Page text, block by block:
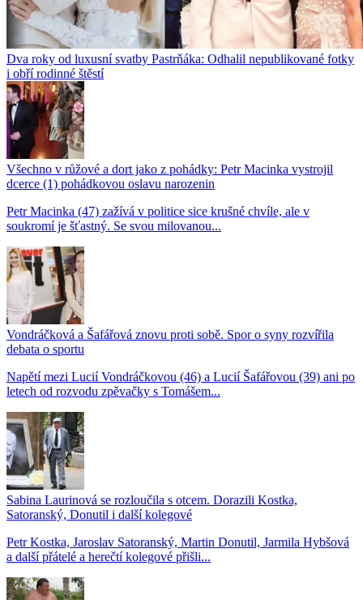
Dva roky od luxusní svatby Pastrňáka: Odhalil nepublikované fotky
i obří rodinné štěstí
Všechno v růžové a dort jako z pohádky: Petr Macinka vystrojil
dcerce (1) pohádkovou oslavu narozenin
Petr Macinka (47) zažívá v politice sice krušné chvíle, ale v
soukromí je šťastný. Se svou milovanou...
Vondráčková a Šafářová znovu proti sobě. Spor o syny rozvířila
debata o sportu
Napětí mezi Lucií Vondráčkovou (46) a Lucií Šafářovou (39) ani po
letech od rozvodu zpěvačky s Tomášem...
Sabina Laurinová se rozloučila s otcem. Dorazili Kostka,
Satoranský, Donutil i další kolegové
Petr Kostka, Jaroslav Satoranský, Martin Donutil, Jarmila Hybšová
a další přátelé a herečtí kolegové přišli...